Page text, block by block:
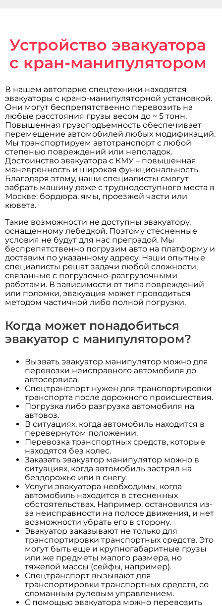
Устройство эвакуатора
с кран-манипулятором
В нашем автопарке спецтехники находятся
эвакуаторы с крано-манипуляторной установкой.
Они могут беспрепятственно перевозить на
любые расстояния грузы весом до ~ 5 тонн.
Повышенная грузоподъемность обеспечивает
перемещение автомобилей любых модификаций.
Мы транспортируем автотранспорт с любой
степенью повреждений или неполадок.
Достоинство эвакуатора с КМУ – повышенная
маневренность и широкая функциональность.
Благодаря этому, наши специалисты смогут
забрать машину даже с труднодоступного места в
Москве: бордюра, ямы, проезжей части или
кювета.
Такие возможности не доступны эвакуатору,
оснащенному лебедкой. Поэтому стесненные
условия не будут для нас преградой. Мы
беспрепятственно погрузим авто на платформу и
доставим по указанному адресу. Наши опытные
специалисты решат задачи любой сложности,
связанные с погрузочно-разгрузочными
работами. В зависимости от типа повреждений
или поломки, эвакуация может проводиться
методом частичной либо полной погрузки.
Когда может понадобиться
эвакуатор с манипулятором?
Вызвать эвакуатор манипулятор можно для
перевозки неисправного автомобиля до
автосервиса.
Спецтранспорт нужен для транспортировки
транспорта после дорожного происшествия.
Погрузка либо разгрузка автомобиля на
автовоз.
В ситуациях, когда автомобиль находится в
перевернутом положении.
Перевозка транспортных средств, которые
находятся без колес.
Заказать эвакуатор манипулятор можно в
ситуациях, когда автомобиль застрял на
бездорожье или в снегу.
Услуги эвакуатора необходимы, когда
автомобиль находится в стесненных
обстоятельствах. Например, остановился из-
за неисправности на полосе движения, и нет
возможности убрать его в сторону.
Эвакуатор заказывают не только для
транспортировки транспортных средств. Это
могут быть еще и крупногабаритные грузы
или же предметы малого размера, но
тяжелой массы (сейфы, например).
Спецтранспорт вызывают для
транспортировки транспортных средств, со
сломанным рулевым управлением.
С помощью эвакуатора можно перевозить